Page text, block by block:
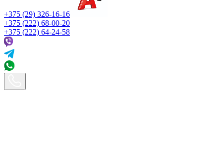
+375 (29) 326-16-16
+375 (222) 68-00-20
+375 (222) 64-24-58